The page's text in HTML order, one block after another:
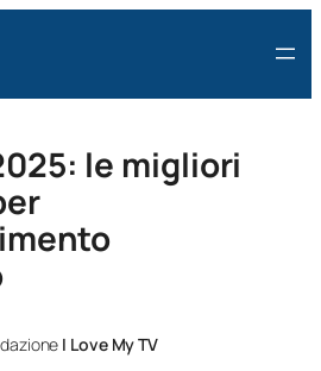
le migliori
I Love My TV